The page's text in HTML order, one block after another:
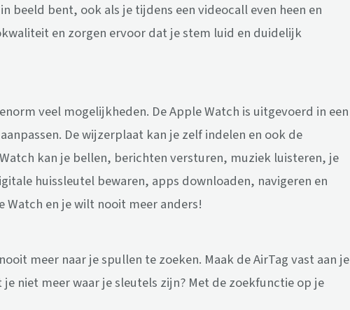
bent, ook als je tijdens een videocall even heen en
en zorgen ervoor dat je stem luid en duidelijk
veel mogelijkheden. De Apple Watch is uitgevoerd in een
De wijzerplaat kan je zelf indelen en ook de
kan je bellen, berichten versturen, muziek luisteren, je
huissleutel bewaren, apps downloaden, navigeren en
Watch en je wilt nooit meer anders!
meer naar je spullen te zoeken. Maak de AirTag vast aan je
niet meer waar je sleutels zijn? Met de zoekfunctie op je